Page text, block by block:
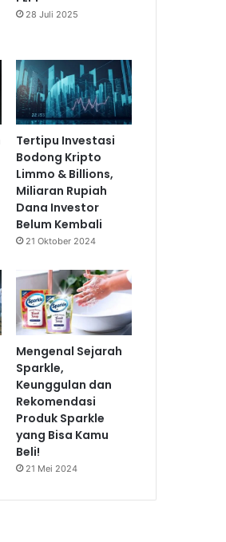
28 Juli 2025
Tertipu Investasi
Bodong Kripto
Limmo & Billions,
Miliaran Rupiah
Dana Investor
Belum Kembali
21 Oktober 2024
Mengenal Sejarah
Sparkle,
Keunggulan dan
Rekomendasi
Produk Sparkle
yang Bisa Kamu
Beli!
21 Mei 2024